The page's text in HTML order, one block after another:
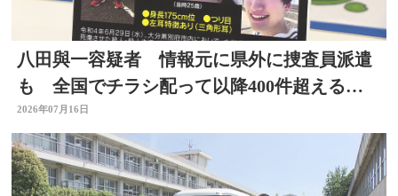
八田與一容疑者 情報元に県外に捜査員派遣
も 全国でチラシ配って以降400件超える情
報 大分
2026年07月16日